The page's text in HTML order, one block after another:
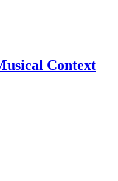
Context